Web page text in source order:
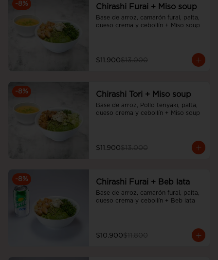
-8% Chirashi Furai + Miso soup
Base de arroz, camarón furai, palta,
queso crema y cebollín + Miso soup
$11.900$13.000
-8% Chirashi Tori + Miso soup
Base de arroz, Pollo teriyaki, palta,
queso crema y cebollín + Miso soup
$11.900$13.000
-8% Chirashi Furai + Beb lata
Base de arroz, camarón furai, palta,
queso crema y cebollín + Beb lata
$10.900$11.800